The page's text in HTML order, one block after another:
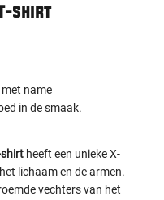
T-shirt
met name
in de smaak.
heeft een unieke X-
lichaam en de armen.
vechters van het